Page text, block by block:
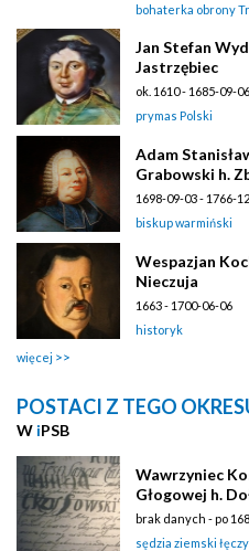
bohaterka obrony
Jan Stefan
Jastrzębiec
ok. 1610 - 1685-09-06
prymas Polski
Adam
Grabowski h.
1698-09-03 - 1766-
biskup warmiński
Wespazjan
Nieczuja
1663 - 1700-06-06
historyk
więcej
POSTACI Z TEGO
W iPSB
Wawrzyniec
Głogowej h.
brak danych - po
sędzia ziemski